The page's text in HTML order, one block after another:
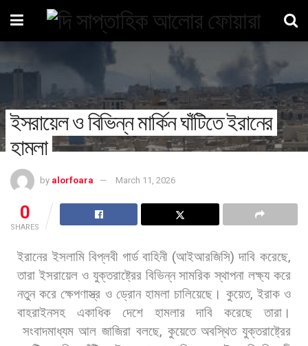
ইসরায়েল ও বিভিন্ন মার্কিন ঘাঁটিতে ইরানের
হামলা
by alorfoara March 11, 2026
0
SHARES
ইরানের ইসলামি বিপ্লবী গার্ড বাহিনী(আইআরজিসি)দাবি করেছে,
তারা ইসরায়েল ও যুক্তরাষ্ট্রের বিভিন্ন সামরিক স্থাপনা লক্ষ্য করে
নতুন করে ক্ষেপণাস্ত্র ও ড্রোন হামলা চালিয়েছে। কুয়েত,ইরাক ও
বাহরাইনসহ
একাধিক দেশে হামলার দাবি করেছে
তারা।
সংবাদমাধ্যম আল জাজিরা বলছে, কুয়েতে অবস্থিত যুক্তরাষ্ট্রের